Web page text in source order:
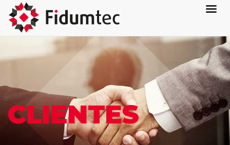
CLIENTES